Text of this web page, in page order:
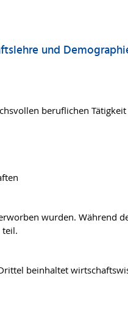
und
beruflichen Tätigkeit
wurden. Während
teil.
beinhaltet